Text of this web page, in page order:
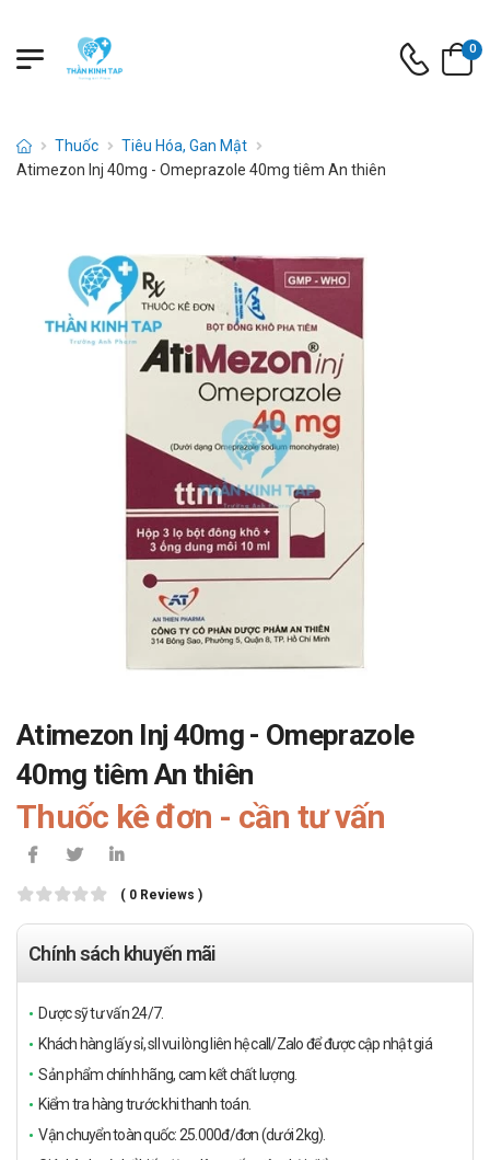
0
Thuốc
Tiêu Hóa, Gan Mật
Atimezon Inj 40mg - Omeprazole 40mg tiêm An thiên
Atimezon Inj 40mg - Omeprazole
40mg tiêm An thiên
Thuốc kê đơn - cần tư vấn
( 0 Reviews )
Chính sách khuyến mãi
Dược sỹ tư vấn 24/7.
Khách hàng lấy sỉ, sll vui lòng liên hệ call/Zalo để được cập nhật giá
Sản phẩm chính hãng, cam kết chất lượng.
Kiểm tra hàng trước khi thanh toán.
Vận chuyển toàn quốc: 25.000đ/đơn (dưới 2kg).